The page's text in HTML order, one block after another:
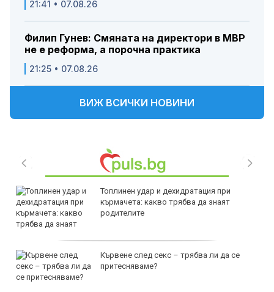
21:41 • 07.08.26
Филип Гунев: Смяната на директори в МВР
не е реформа, а порочна практика
21:25 • 07.08.26
ВИЖ ВСИЧКИ НОВИНИ
Топлинен удар и дехидратация при
кърмачета: какво трябва да знаят
родителите
Кървене след секс – трябва ли да се
притесняваме?